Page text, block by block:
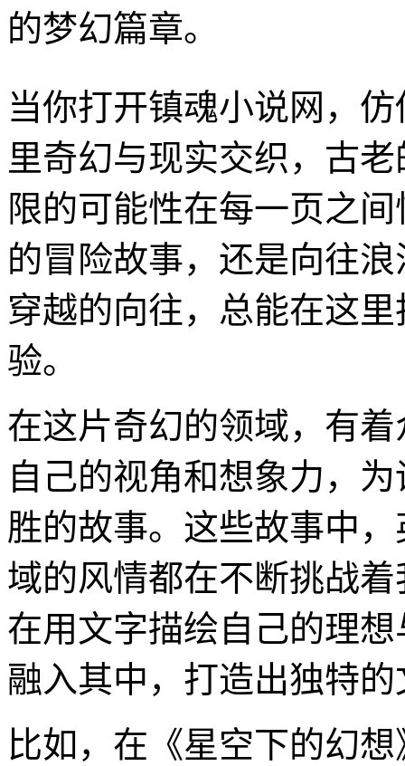
的梦幻篇章。
当你打开镇魂小说网，
里奇幻与现实交织，古
限的可能性在每一页之
的冒险故事，还是向往
穿越的向往，总能在这
验。
在这片奇幻的领域，有
自己的视角和想象力，
胜的故事。这些故事中
域的风情都在不断挑战
在用文字描绘自己的理
融入其中，打造出独特
比如，在《星空下的幻